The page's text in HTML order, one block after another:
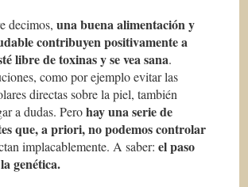
decimos,una buena alimentación y
contribuyen positivamente a
libre de toxinas y se vea sana.
como por ejemplo evitar las
directas sobre la piel, también
a dudas. Perohay una serie de
que, a priori, no podemos controlar
implacablemente. A saber:el paso
genética.